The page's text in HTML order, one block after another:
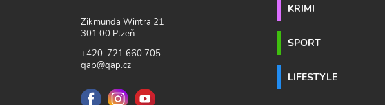
Zikmunda Wintra 21
301 00 Plzeň
+420 721 660 705
qap@qap.cz
KRIMI
SPORT
LIFESTYLE